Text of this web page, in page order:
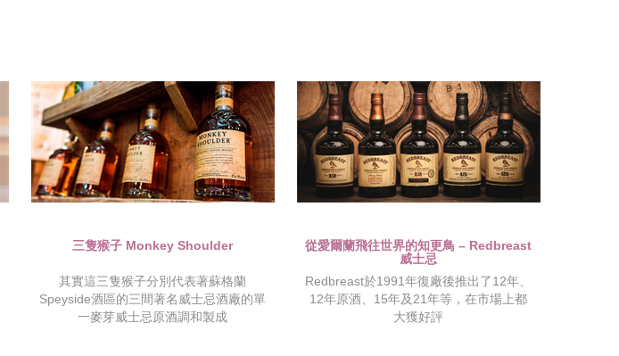
三隻猴子 Monkey Shoulder
其實這三隻猴子分別代表著蘇格蘭
Speyside酒區的三間著名威士忌酒廠的單
一麥芽威士忌原酒調和製成
從愛爾蘭飛往世界的知更鳥 – Redbreast
威士忌
Redbreast於1991年復廠後推出了12年、
12年原酒、15年及21年等，在市場上都
大獲好評